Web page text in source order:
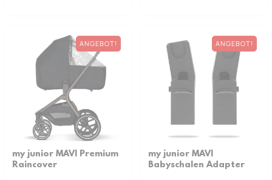
ANGEBOT!
my junior MAVI Premium
Raincover
ANGEBOT!
my junior MAVI
Babyschalen Adapter